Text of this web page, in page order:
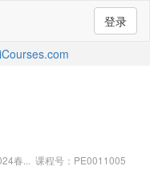
登录
iCourses.com
春... 课程号：PE0011005